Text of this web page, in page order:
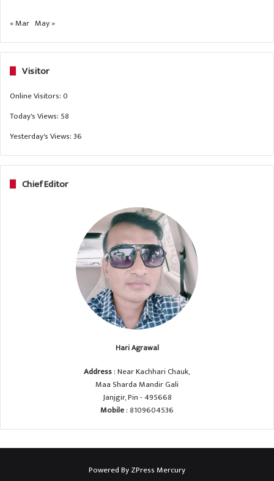
« Mar May »
Visitor
Online Visitors:0
Today's Views: 58
Yesterday's Views:36
Chief Editor
Hari Agrawal
Address: Near Kachhari Chauk,
Maa Sharda Mandir Gali
Janjgir, Pin - 495668
Mobile: 8109604536
Powered ByZPress Mercury